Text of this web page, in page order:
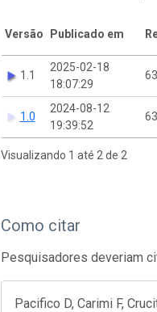
Versão Publicado em
1.1
2025-02-18
18:07:29
63
1.0
2024-08-12
19:39:52
63
Visualizando 1 até 2 de 2
Como citar
Pesquisadores deveriam
Pacifico D, Carimi F,